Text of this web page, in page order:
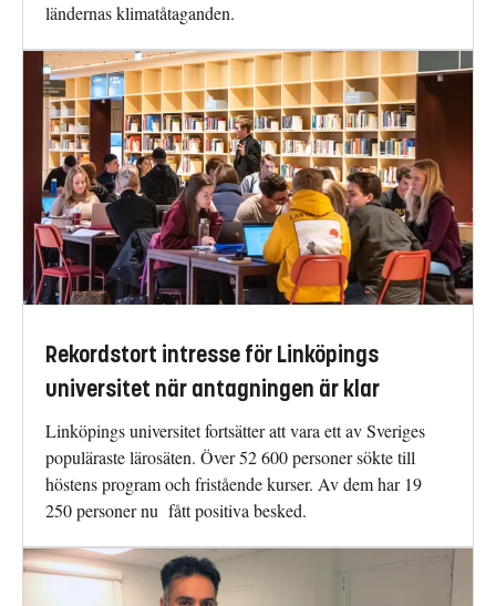
ländernas klimatåtaganden.
Rekordstort intresse för Linköpings
universitet när antagningen är klar
Linköpings universitet fortsätter att vara ett av Sveriges
populäraste lärosäten. Över 52 600 personer sökte till
höstens program och fristående kurser. Av dem har 19
250 personer nu fått positiva besked.